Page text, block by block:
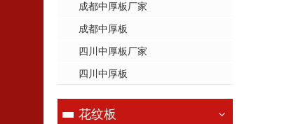
成都中厚板厂家
成都中厚板
四川中厚板厂家
四川中厚板
花纹板